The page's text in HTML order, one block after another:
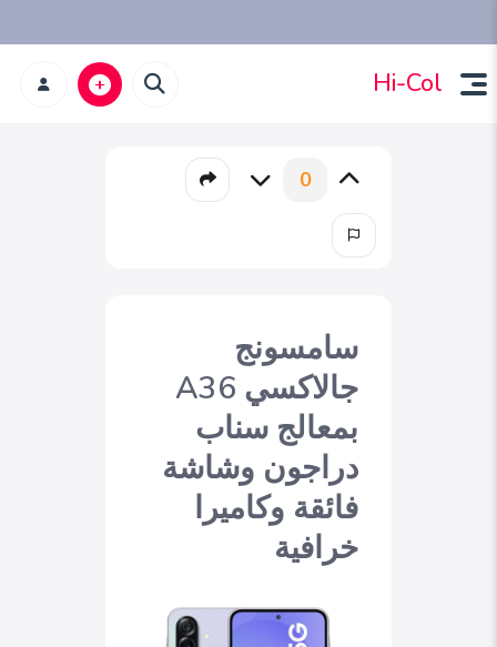
Hi-Col
0
سامسونج
جالاكسي A36
بمعالج سناب
دراجون وشاشة
فائقة وكاميرا
خرافية